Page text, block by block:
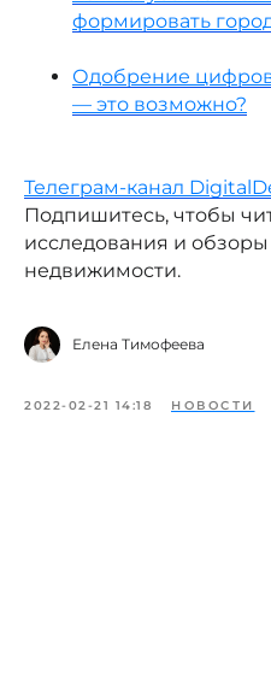
формировать
Одобрение
— это возможно?
Телеграм-канал
Подпишитесь, чтобы
исследования и
недвижимости.
Елена Тимофеева
2022-02-21 14:18 НОВОСТИ